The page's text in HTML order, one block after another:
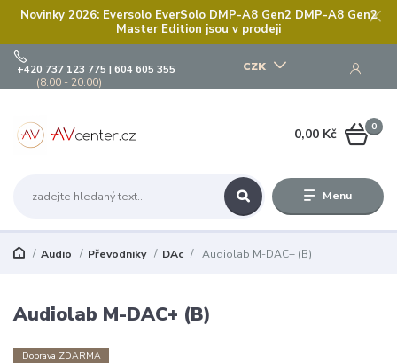
Novinky 2026: Eversolo EverSolo DMP-A8 Gen2 DMP-A8 Gen2
Master Edition jsou v prodeji
Menu
CZK
+420 737 123 775 | 604 605 355
(8:00 - 20:00)
0
0,00 Kč
Audio Převodniky DAc Audiolab M-DAC+ (B)
Audiolab M-DAC+ (B)
Doprava ZDARMA